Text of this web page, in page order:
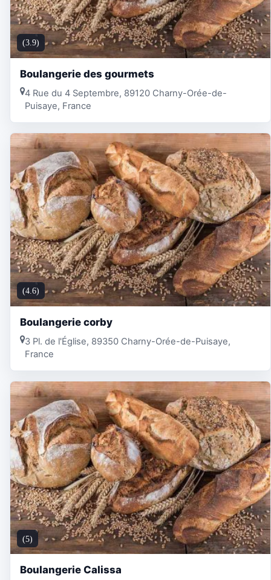
(3.9)
Boulangerie des gourmets
4 Rue du 4 Septembre, 89120 Charny-Orée-de-
Puisaye, France
(4.6)
Boulangerie corby
3 Pl. de l'Église, 89350 Charny-Orée-de-Puisaye,
France
(5)
Boulangerie Calissa